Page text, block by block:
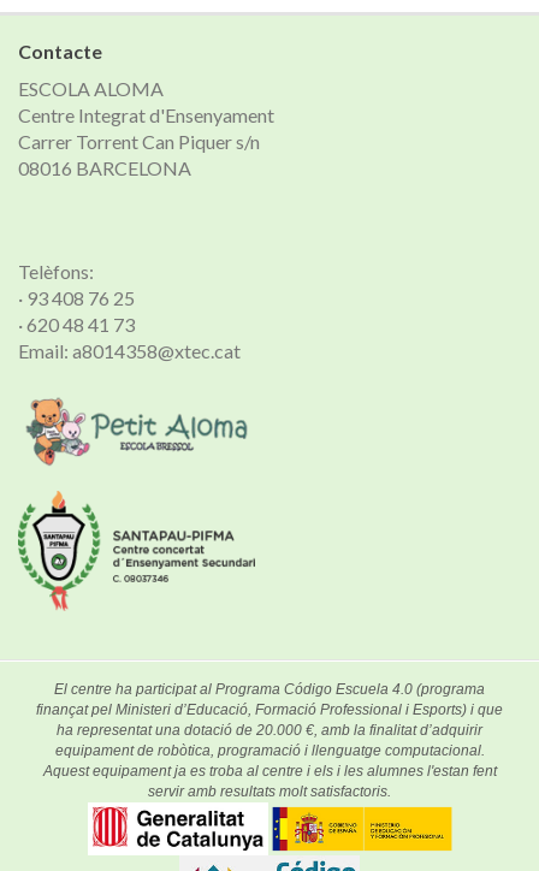
notícies
Contacte
ESCOLA ALOMA
Centre Integrat d'Ensenyament
Carrer Torrent Can Piquer s/n
08016 BARCELONA
Telèfons:
· 93 408 76 25
· 620 48 41 73
Email: a8014358@xtec.cat
El centre ha participat al Programa Código Escuela 4.0 (programa
finançat pel Ministeri d’Educació, Formació Professional i Esports) i que
ha representat una dotació de 20.000 €, amb la finalitat d’adquirir
equipament de robòtica, programació i llenguatge computacional.
Aquest equipament ja es troba al centre i els i les alumnes l'estan fent
servir amb resultats molt satisfactoris.